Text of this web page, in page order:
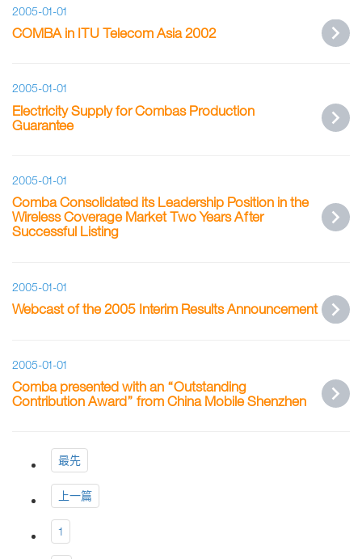
2005-01-01
COMBA in ITU Telecom Asia 2002
2005-01-01
Electricity Supply for Combas Production
Guarantee
2005-01-01
Comba Consolidated its Leadership Position in the
Wireless Coverage Market Two Years After
Successful Listing
2005-01-01
Webcast of the 2005 Interim Results Announcement
2005-01-01
Comba presented with an “Outstanding
Contribution Award” from China Mobile Shenzhen
最先
上一篇
1